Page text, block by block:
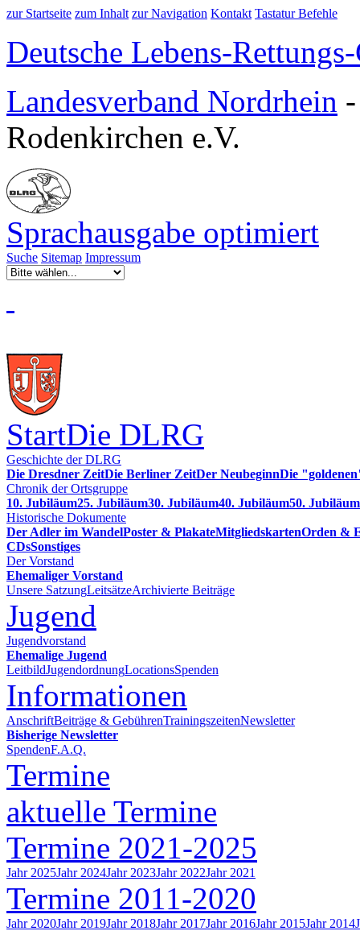
zur Startseite zum Inhalt zur Navigation Kontakt Tastatur Befehle
Deutsche Lebens-
Landesverband Nordrhein
Rodenkirchen e.V.
Sprachausgabe optimiert
Suche Sitemap Impressum
StartDie DLRG
Geschichte der DLRG
Die Dresdner ZeitDie Berliner ZeitDer NeubeginnDie
Chronik der Ortsgruppe
10. Jubiläum25. Jubiläum30. Jubiläum40. Jubiläum50. Jubiläum
Historische Dokumente
Der Adler im WandelPoster & PlakateMitgliedskartenOrden &
CDsSonstiges
Der Vorstand
Ehemaliger Vorstand
Unsere SatzungLeitsätzeArchivierte Beiträge
Jugend
Jugendvorstand
Ehemalige Jugend
LeitbildJugendordnungLocationsSpenden
Informationen
AnschriftBeiträge & GebührenTrainingszeitenNewsletter
Bisherige Newsletter
SpendenF.A.Q.
Termine
aktuelle Termine
Termine 2021-2025
Jahr 2025Jahr 2024Jahr 2023Jahr 2022Jahr 2021
Termine 2011-2020
Jahr 2020Jahr 2019Jahr 2018Jahr 2017Jahr 2016Jahr 2015Jahr 2014